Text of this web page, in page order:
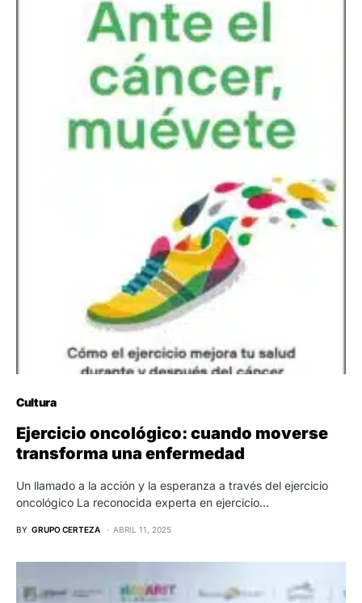
Cultura
Ejercicio oncológico: cuando moverse
transforma una enfermedad
Un llamado a la acción y la esperanza a través del ejercicio
oncológico La reconocida experta en ejercicio…
BY GRUPO CERTEZA ABRIL 11, 2025